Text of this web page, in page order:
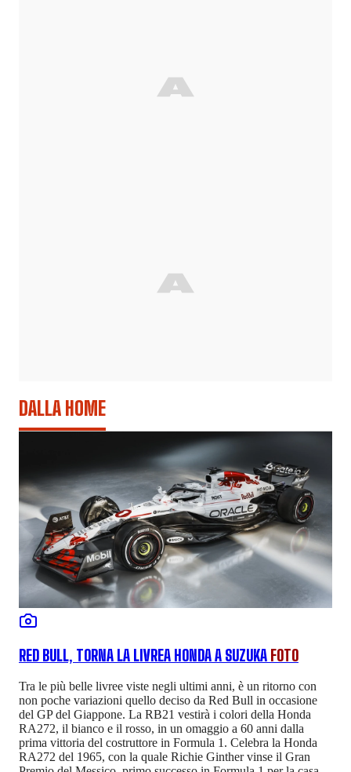
DALLA HOME
RED BULL, TORNA LA LIVREA HONDA A SUZUKA FOTO
Tra le più belle livree viste negli ultimi anni, è un ritorno con
non poche variazioni quello deciso da Red Bull in occasione
del GP del Giappone. La RB21 vestirà i colori della Honda
RA272, il bianco e il rosso, in un omaggio a 60 anni dalla
prima vittoria del costruttore in Formula 1. Celebra la Honda
RA272 del 1965, con la quale Richie Ginther vinse il Gran